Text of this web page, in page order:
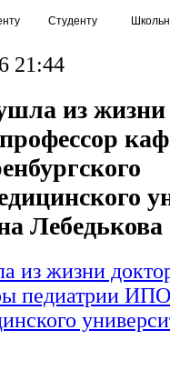
Студенту
21:44
из
Лебедькова